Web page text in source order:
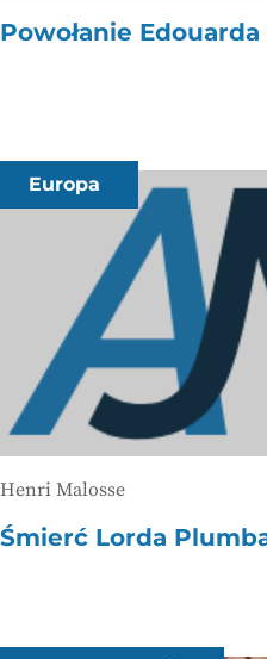
Powołanie
Europa
Henri Malosse
Śmierć Lorda